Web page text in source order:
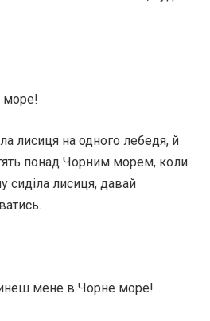
море!
лисиця на одного лебедя, й
понад Чорним морем, коли
сиділа лисиця, давай
мене в Чорне море!